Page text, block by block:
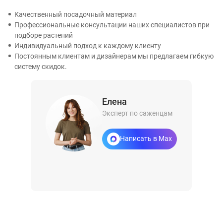
Качественный посадочный материал
Профессиональные консультации наших специалистов при
подборе растений
Индивидуальный подход к каждому клиенту
Постоянным клиентам и дизайнерам мы предлагаем гибкую
систему скидок.
Елена
Эксперт по саженцам
Написать в Max